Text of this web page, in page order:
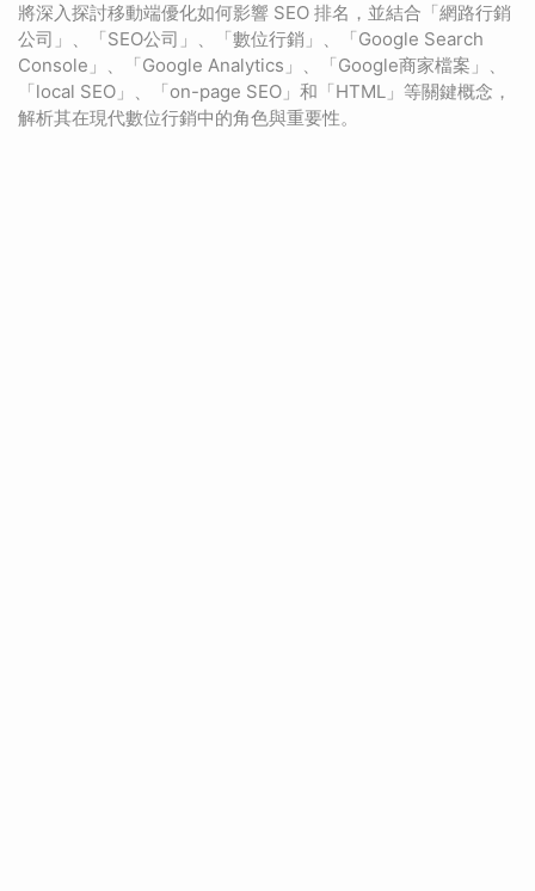
將深入探討移動端優化如何影響 SEO 排名，並結合「網路行銷
公司」、「SEO公司」、「數位行銷」、「Google Search
Console」、「Google Analytics」、「Google商家檔案」、
「local SEO」、「on-page SEO」和「HTML」等關鍵概念，
解析其在現代數位行銷中的角色與重要性。